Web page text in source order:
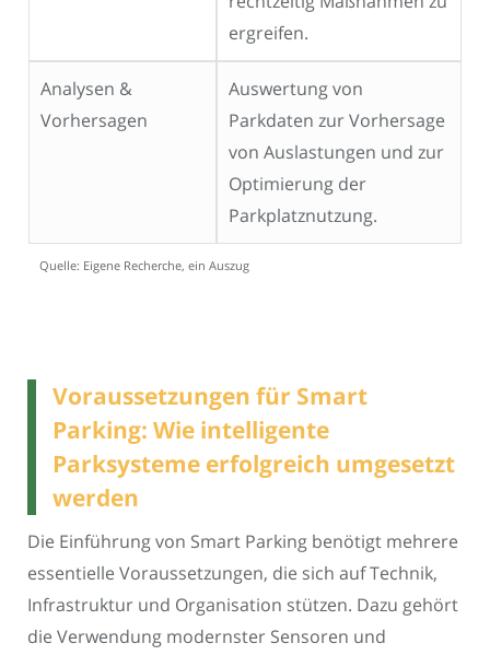
ergreifen.
Analysen &
Vorhersagen
Auswertung von
Parkdaten zur Vorhersage
von Auslastungen und zur
Optimierung der
Parkplatznutzung.
Quelle: Eigene Recherche, ein Auszug
Voraussetzungen für Smart
Parking: Wie intelligente
Parksysteme erfolgreich umgesetzt
werden
Die Einführung von Smart Parking benötigt mehrere
essentielle Voraussetzungen, die sich auf Technik,
Infrastruktur und Organisation stützen. Dazu gehört
die Verwendung modernster Sensoren und